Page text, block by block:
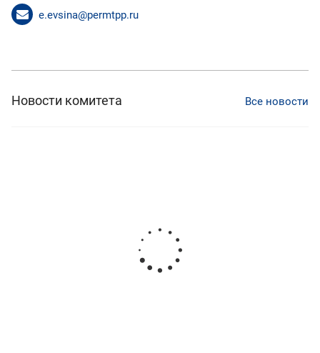
e.evsina@permtpp.ru
Все новости
Новости комитета